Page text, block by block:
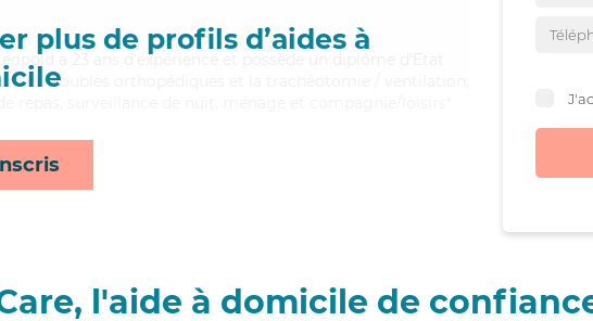
plus de profils d’aides à
a 23 ans d'expérience et possède un diplôme d'Etat
les troubles orthopédiques et la trachéotomie / ventilation,
l'aide à domicile de